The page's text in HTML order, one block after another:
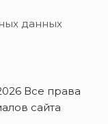
данных
Все права
сайта